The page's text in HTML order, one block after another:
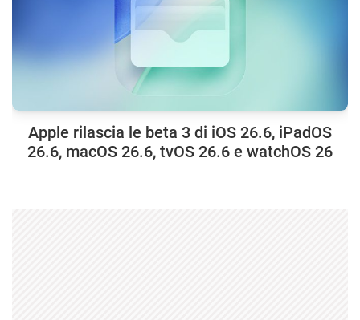
Apple rilascia le beta 3 di iOS 26.6, iPadOS
26.6, macOS 26.6, tvOS 26.6 e watchOS 26